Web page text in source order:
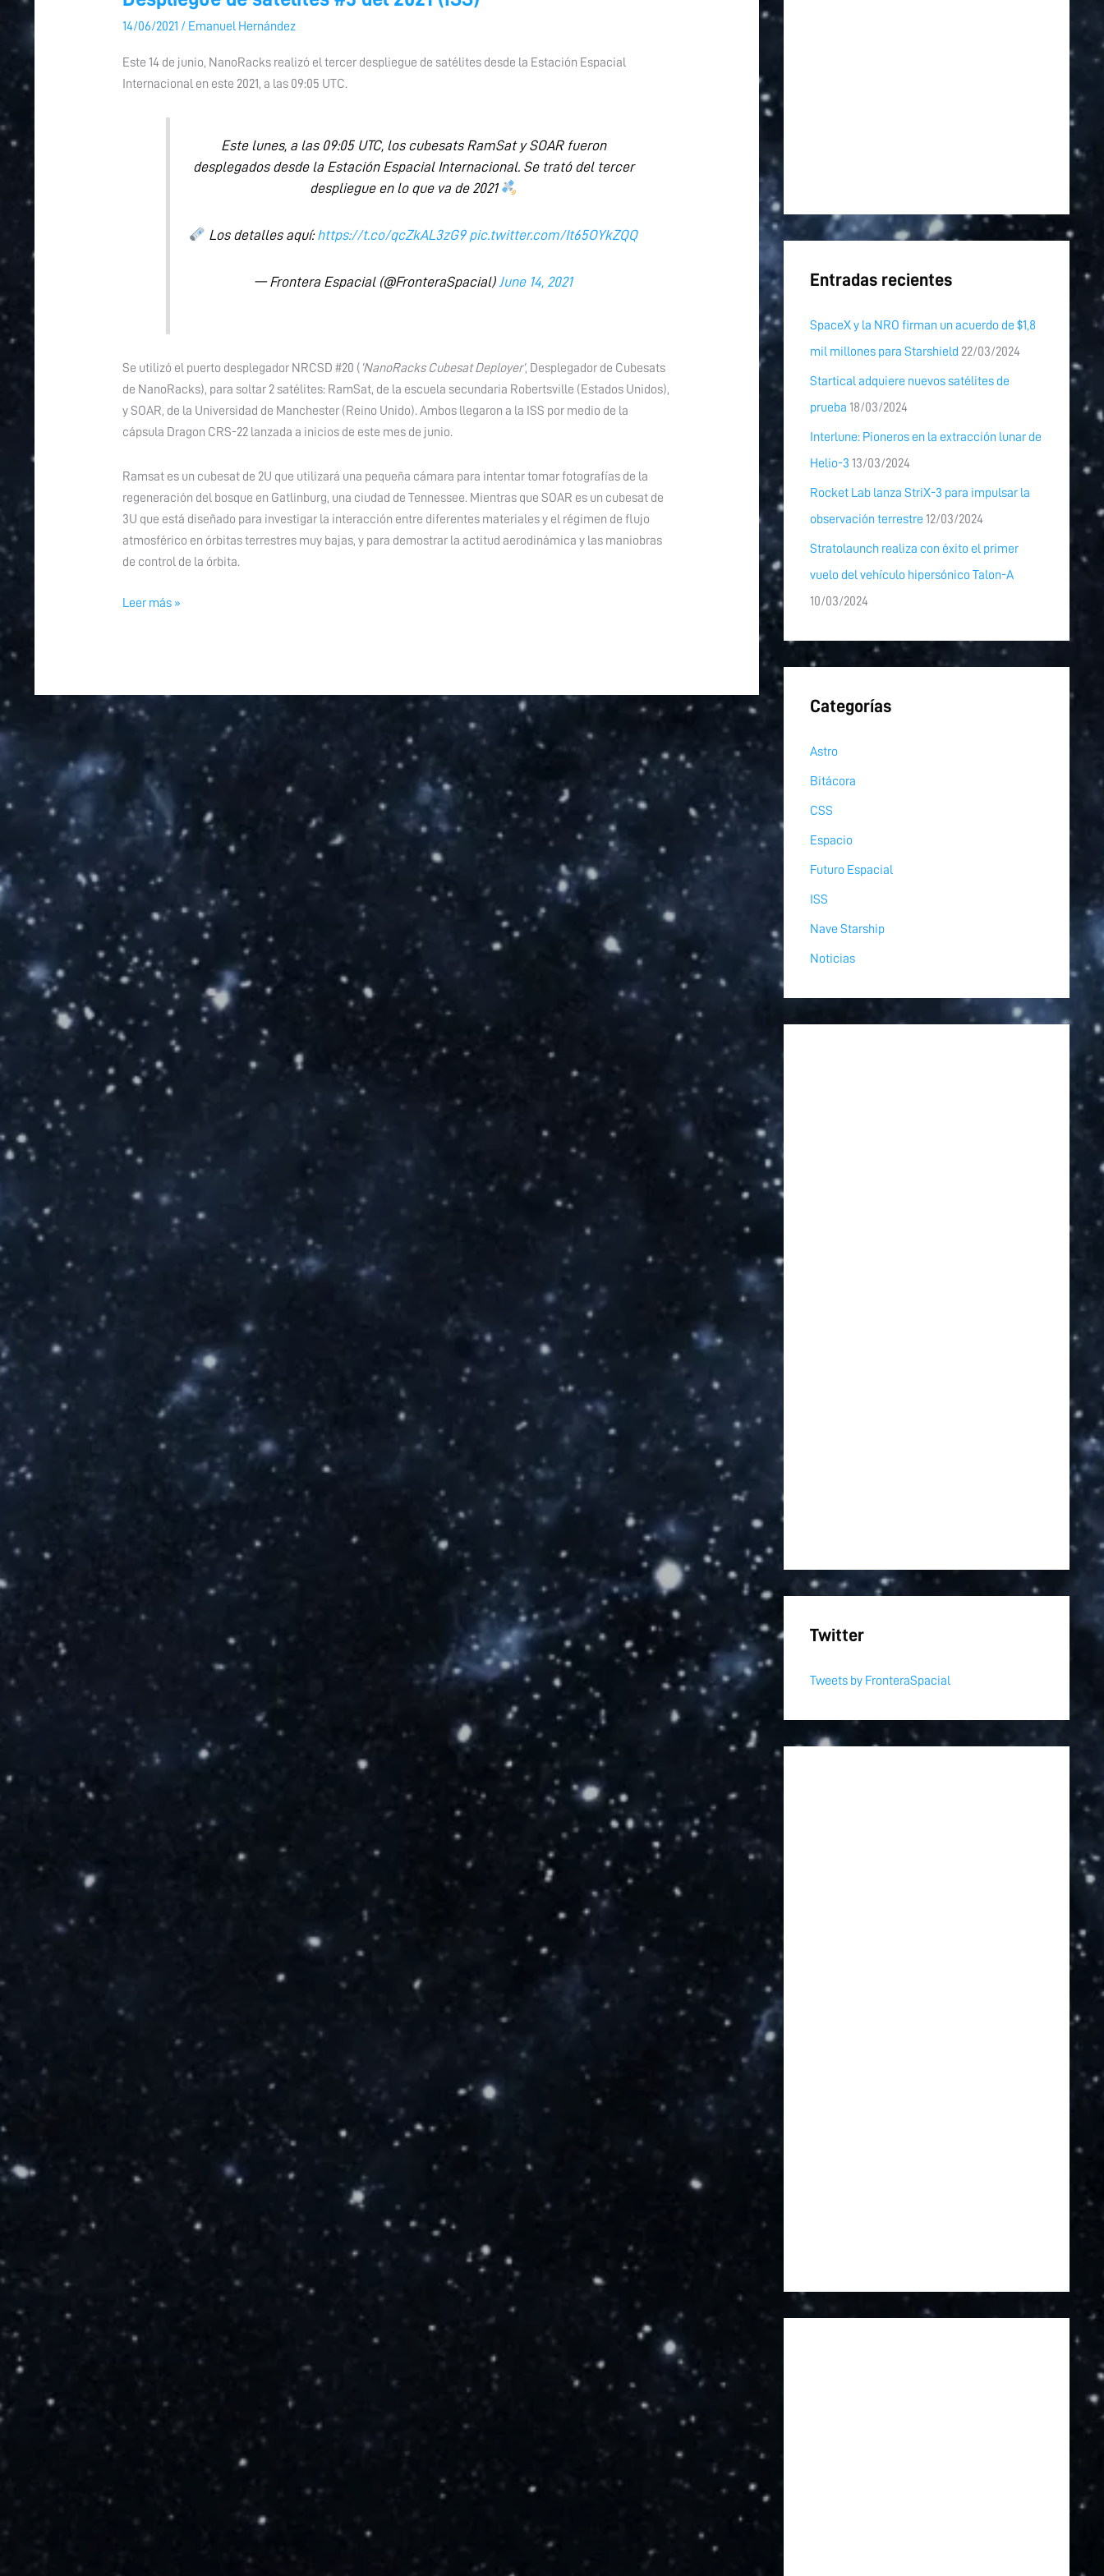
14/06/2021 / Emanuel Hernández
Este 14 de junio, NanoRacks realizó el tercer despliegue de satélites desde la Estación Espacial
Internacional en este 2021, a las 09:05 UTC.
Este lunes, a las 09:05 UTC, los cubesats RamSat y SOAR fueron
desplegados desde la Estación Espacial Internacional. Se trató del tercer
despliegue en lo que va de 2021
Los detalles aquí:https://t.co/qcZkAL3zG9 pic.twitter.com/It65OYkZQQ
— Frontera Espacial (@FronteraSpacial) June 14, 2021
Se utilizó el puerto desplegador NRCSD #20 ( ‘NanoRacks Cubesat Deployer’, Desplegador de Cubesats
de NanoRacks), para soltar 2 satélites: RamSat, de la escuela secundaria Robertsville (Estados Unidos),
y SOAR, de la Universidad de Manchester (Reino Unido). Ambos llegaron a la ISS por medio de la
cápsula Dragon CRS-22 lanzada a inicios de este mes de junio.
Ramsat es un cubesat de 2U que utilizará una pequeña cámara para intentar tomar fotografías de la
regeneración del bosque en Gatlinburg, una ciudad de Tennessee. Mientras que SOAR es un cubesat de
3U que está diseñado para investigar la interacción entre diferentes materiales y el régimen de flujo
atmosférico en órbitas terrestres muy bajas, y para demostrar la actitud aerodinámica y las maniobras
de control de la órbita.
#3
del
Leer más »
Entradas recientes
SpaceX y la NRO firman un acuerdo de $1,8
mil millones para Starshield 22/03/2024
Startical adquiere nuevos satélites de
prueba 18/03/2024
Interlune: Pioneros en la extracción lunar de
Helio-3 13/03/2024
Rocket Lab lanza StriX-3 para impulsar la
observación terrestre 12/03/2024
Stratolaunch realiza con éxito el primer
vuelo del vehículo hipersónico Talon-A
10/03/2024
Categorías
Astro
Bitácora
CSS
Espacio
Futuro Espacial
ISS
Nave Starship
Noticias
Twitter
Tweets by FronteraSpacial